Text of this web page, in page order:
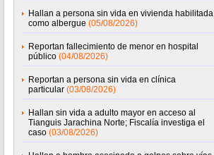
Hallan a persona sin vida en vivienda habilitada
como albergue (05/08/2026)
Reportan fallecimiento de menor en hospital
público (04/08/2026)
Reportan a persona sin vida en clínica
particular (03/08/2026)
Hallan sin vida a adulto mayor en acceso al
Tianguis Jarachina Norte; Fiscalía investiga el
caso (03/08/2026)